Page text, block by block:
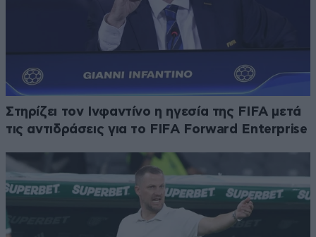
Στηρίζει τον Ινφαντίνο η ηγεσία της FIFA μετά
τις αντιδράσεις για το FIFA Forward Enterprise